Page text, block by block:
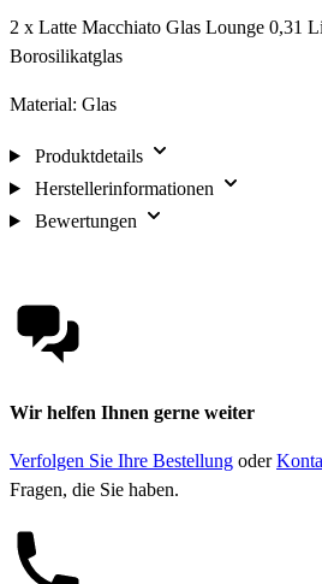
2 x Latte Macchiato Glas Lounge 0,31
Borosilikatglas
Material: Glas
Produktdetails
Herstellerinformationen
Bewertungen
Wir helfen Ihnen gerne weiter
Verfolgen Sie Ihre Bestellung oder
Fragen, die Sie haben.